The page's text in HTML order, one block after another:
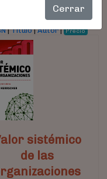
Cerrar
|Título|Autor| Precio
sistémico
de las